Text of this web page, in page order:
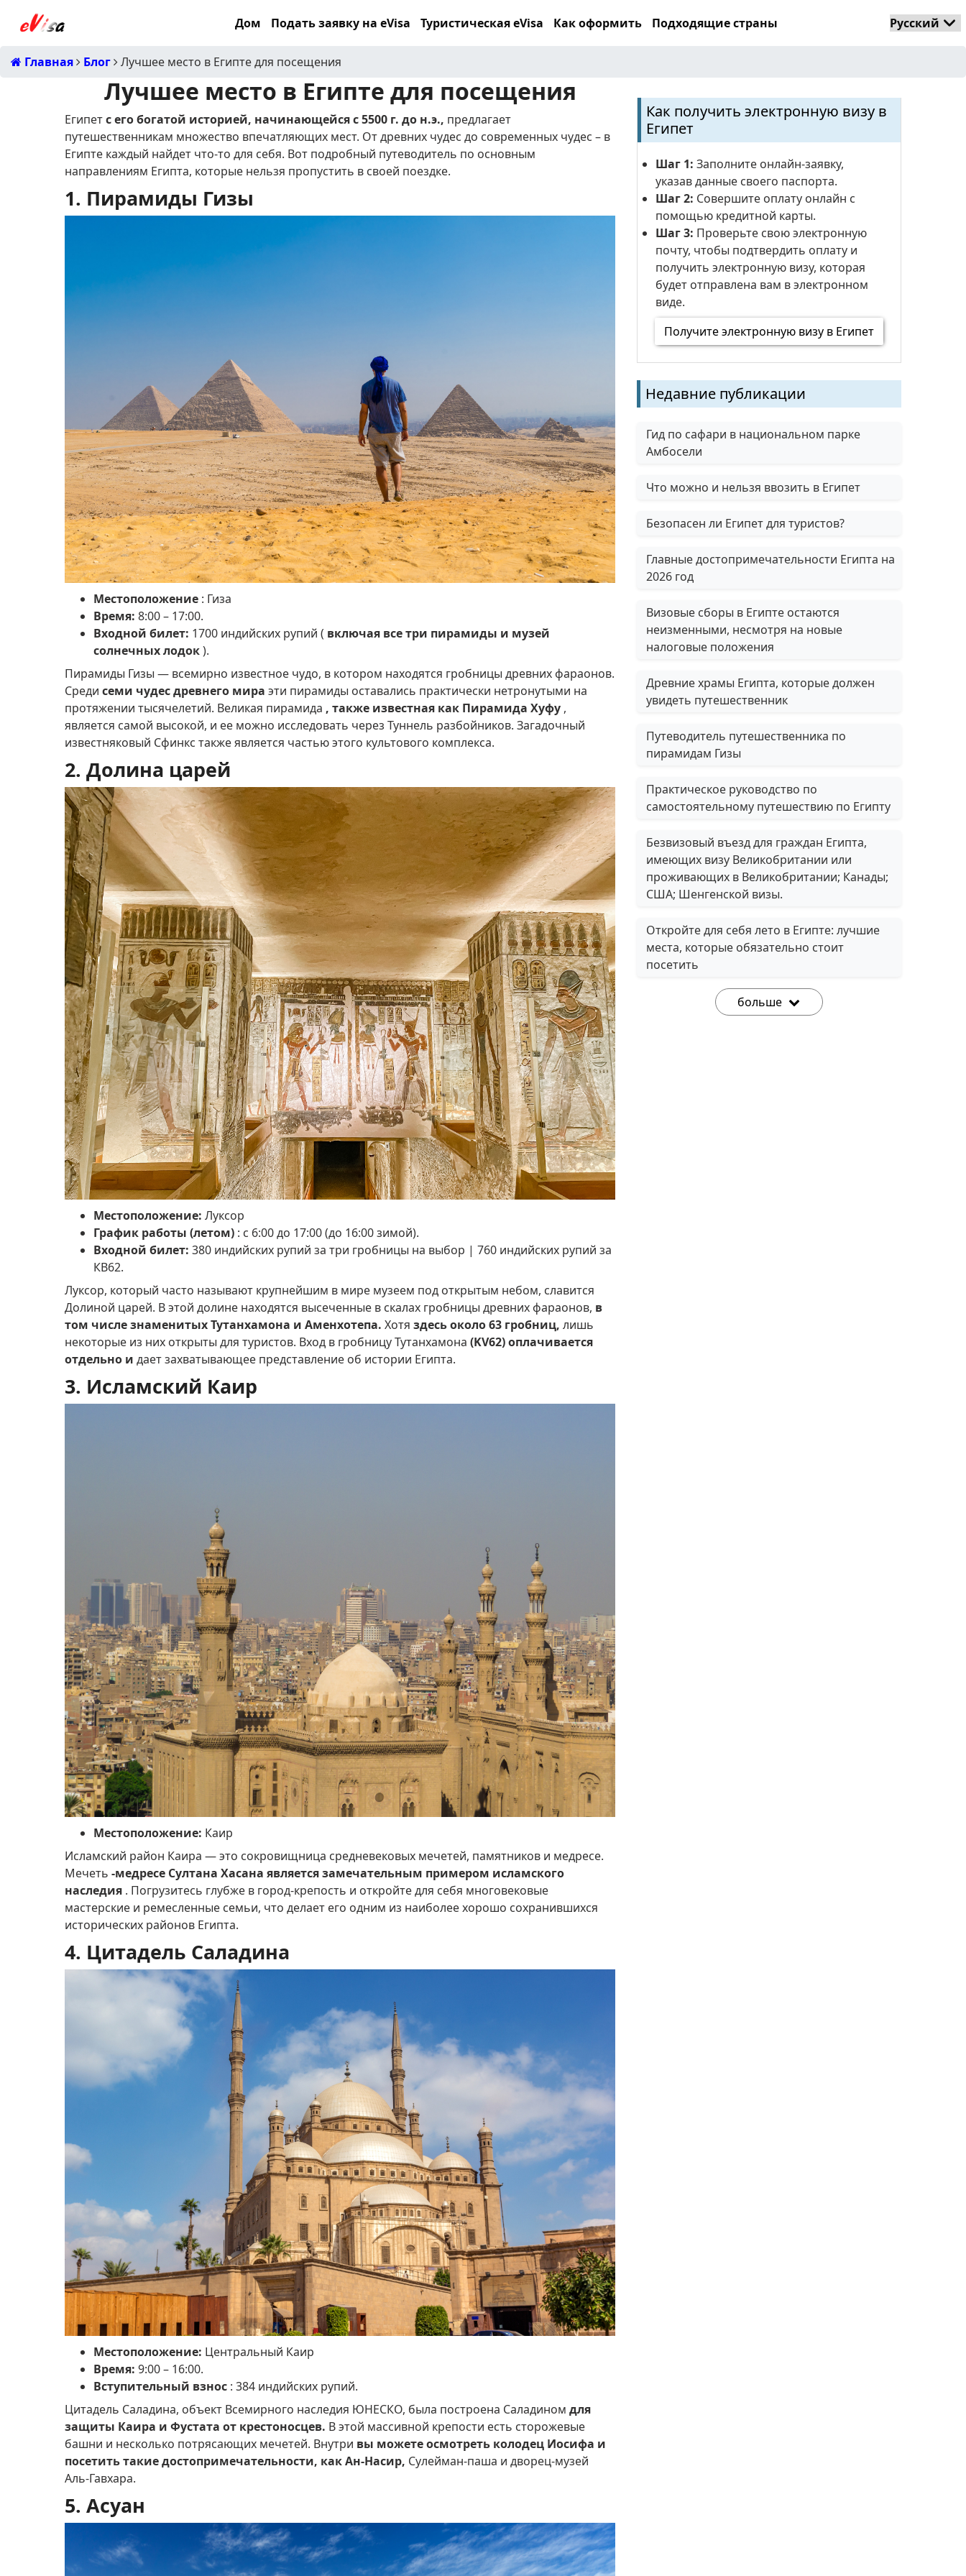
Дом Подать заявку на eVisa Туристическая eVisa Как оформить Подходящие страны
Главная Блог Лучшее место в Египте для посещения
Лучшее место в Египте для посещения
Египетс его богатой историей, начинающейся с 5500 г. до н.э., предлагает
путешественникам множество впечатляющих мест. От древних чудес до современных чудес – в
Египте каждый найдет что-то для себя. Вот подробный путеводитель по основным
направлениям Египта, которые нельзя пропустить в своей поездке.
1. Пирамиды Гизы
Местоположение : Гиза
Время: 8:00 – 17:00.
Входной билет: 1700 индийских рупий ( включая все три пирамиды и музей
солнечных лодок).
Пирамиды Гизы — всемирно известное чудо, в котором находятся гробницы древних фараонов.
Среди семи чудес древнего мира эти пирамиды оставались практически нетронутыми на
протяжении тысячелетий. Великая пирамида , также известная как Пирамида Хуфу ,
является самой высокой, и ее можно исследовать через Туннель разбойников. Загадочный
известняковый Сфинкс также является частью этого культового комплекса.
2. Долина царей
Местоположение: Луксор
График работы (летом) : с 6:00 до 17:00 (до 16:00 зимой).
Входной билет: 380 индийских рупий за три гробницы на выбор | 760 индийских рупий за
КВ62.
Луксор, который часто называют крупнейшим в мире музеем под открытым небом, славится
Долиной царей. В этой долине находятся высеченные в скалах гробницы древних фараонов, в
том числе знаменитых Тутанхамона и Аменхотепа. Хотя здесь около 63 гробниц, лишь
некоторые из них открыты для туристов. Вход в гробницу Тутанхамона (KV62) оплачивается
отдельно и дает захватывающее представление об истории Египта.
3. Исламский Каир
Местоположение: Каир
Исламский район Каира — это сокровищница средневековых мечетей, памятников и медресе.
Мечеть -медресе Султана Хасана является замечательным примером исламского
наследия . Погрузитесь глубже в город-крепость и откройте для себя многовековые
мастерские и ремесленные семьи, что делает его одним из наиболее хорошо сохранившихся
исторических районов Египта.
4. Цитадель Саладина
Местоположение: Центральный Каир
Время: 9:00 – 16:00.
Вступительный взнос : 384 индийских рупий.
Цитадель Саладина, объект Всемирного наследия ЮНЕСКО, была построена Саладином для
защиты Каира и Фустата от крестоносцев. В этой массивной крепости есть сторожевые
башни и несколько потрясающих мечетей. Внутри вы можете осмотреть колодец Иосифа и
посетить такие достопримечательности, как Ан-Насир, Сулейман-паша и дворец-музей
Аль-Гавхара.
5. Асуан
Как получить электронную визу в
Египет
Шаг 1: Заполните онлайн-заявку,
указав данные своего паспорта.
Шаг 2: Совершите оплату онлайн с
помощью кредитной карты.
Шаг 3: Проверьте свою электронную
почту, чтобы подтвердить оплату и
получить электронную визу, которая
будет отправлена ​​вам в электронном
виде.
Получите электронную визу в Египет
Недавние публикации
Гид по сафари в национальном парке
Амбосели
Что можно и нельзя ввозить в Египет
Безопасен ли Египет для туристов?
Главные достопримечательности Египта на
2026 год
Визовые сборы в Египте остаются
неизменными, несмотря на новые
налоговые положения
Древние храмы Египта, которые должен
увидеть путешественник
Путеводитель путешественника по
пирамидам Гизы
Практическое руководство по
самостоятельному путешествию по Египту
Безвизовый въезд для граждан Египта,
имеющих визу Великобритании или
проживающих в Великобритании; Канады;
США; Шенгенской визы.
Откройте для себя лето в Египте: лучшие
места, которые обязательно стоит
посетить
больше